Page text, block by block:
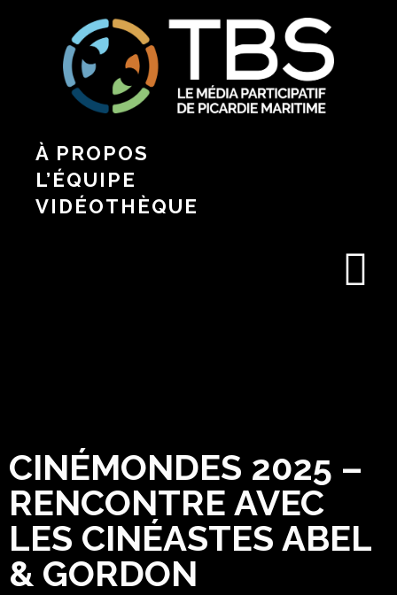
À PROPOS
L’ÉQUIPE
VIDÉOTHÈQUE
CINÉMONDES 2025 –
RENCONTRE AVEC
LES CINÉASTES ABEL
& GORDON